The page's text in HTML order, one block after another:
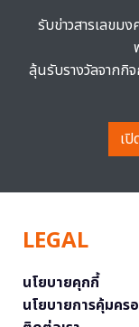
รับข่าวสารเลขม
ลุ้นรับรางวัลจากกิ
เ
LEGAL
นโยบายคุกกี้
นโยบายการคุ้มค